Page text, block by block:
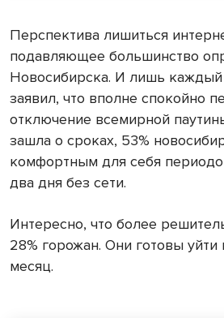
Перспектива лишиться
подавляющее большинство
Новосибирска. И лишь
заявил, что вполне спокойно
отключение всемирной
зашла о сроках, 53%
комфортным для себя
два дня без сети.
Интересно, что более
28% горожан. Они готовы
месяц.